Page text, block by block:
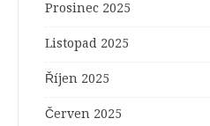
Prosinec 2025
Listopad 2025
Říjen 2025
Červen 2025